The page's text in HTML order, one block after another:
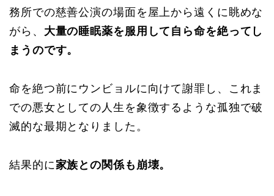
務所での慈善公演の場面を屋上から遠くに眺めな
がら、 大量の睡眠薬を服用して自ら命を絶ってし
まうのです。
命を絶つ前にウンビョルに向けて謝罪し、これま
での悪女としての人生を象徴するような孤独で破
滅的な最期となりました。
結果的に家族との関係も崩壊。